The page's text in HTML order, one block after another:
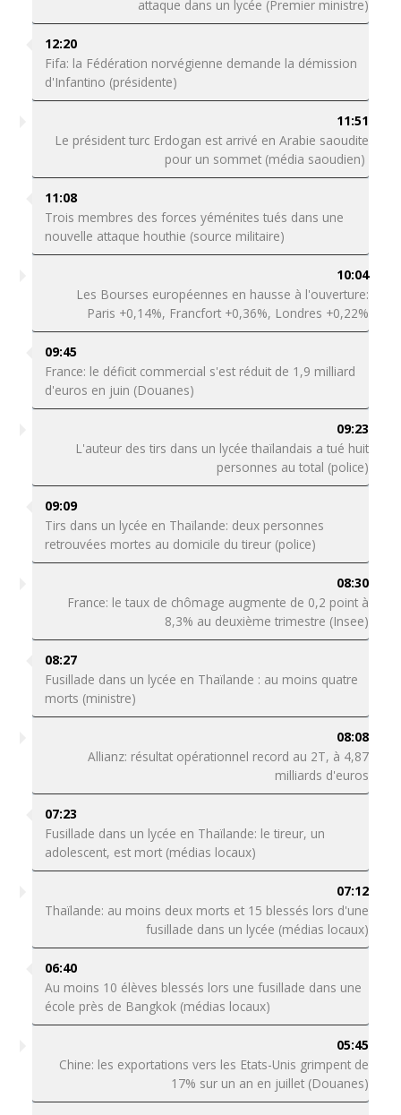
attaque dans un lycée (Premier ministre)
12:20
Fifa: la Fédération norvégienne demande la démission
d'Infantino (présidente)
11:51
Le président turc Erdogan est arrivé en Arabie saoudite
pour un sommet (média saoudien)
11:08
Trois membres des forces yéménites tués dans une
nouvelle attaque houthie (source militaire)
10:04
Les Bourses européennes en hausse à l'ouverture:
Paris +0,14%, Francfort +0,36%, Londres +0,22%
09:45
France: le déficit commercial s'est réduit de 1,9 milliard
d'euros en juin (Douanes)
09:23
L'auteur des tirs dans un lycée thaïlandais a tué huit
personnes au total (police)
09:09
Tirs dans un lycée en Thaïlande: deux personnes
retrouvées mortes au domicile du tireur (police)
08:30
France: le taux de chômage augmente de 0,2 point à
8,3% au deuxième trimestre (Insee)
08:27
Fusillade dans un lycée en Thaïlande : au moins quatre
morts (ministre)
08:08
Allianz: résultat opérationnel record au 2T, à 4,87
milliards d'euros
07:23
Fusillade dans un lycée en Thaïlande: le tireur, un
adolescent, est mort (médias locaux)
07:12
Thaïlande: au moins deux morts et 15 blessés lors d'une
fusillade dans un lycée (médias locaux)
06:40
Au moins 10 élèves blessés lors une fusillade dans une
école près de Bangkok (médias locaux)
05:45
Chine: les exportations vers les Etats-Unis grimpent de
17% sur un an en juillet (Douanes)